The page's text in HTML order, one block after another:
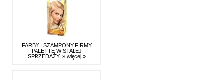
FARBY I SZAMPONY FIRMY
PALETTE W STAŁEJ
SPRZEDAŻY. » więcej »